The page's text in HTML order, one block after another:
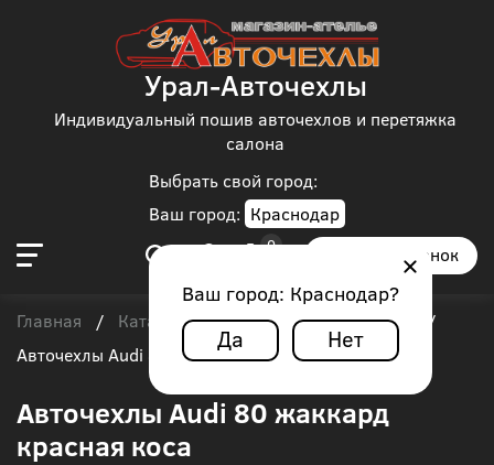
Выбрать свой город:
Ваш город: Краснодар
Ваш город: Краснодар?
Да Нет
Урал-Авточехлы
Индивидуальный пошив авточехлов и перетяжка
салона
Заказать звонок
Главная / Каталог чехлов / Audi / Audi 80
/
Авточехлы Audi 80 жаккард красная коса
Авточехлы Audi 80 жаккард
красная коса